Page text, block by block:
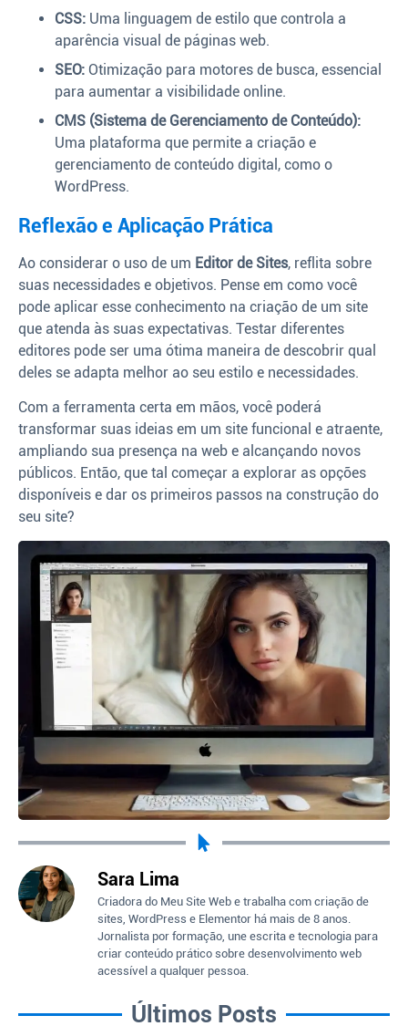
CSS: Uma linguagem de estilo que controla a
aparência visual de páginas web.
SEO: Otimização para motores de busca, essencial
para aumentar a visibilidade online.
CMS (Sistema de Gerenciamento de Conteúdo):
Uma plataforma que permite a criação e
gerenciamento de conteúdo digital, como o
WordPress.
Reflexão e Aplicação Prática
Ao considerar o uso de um Editor de Sites, reflita sobre
suas necessidades e objetivos. Pense em como você
pode aplicar esse conhecimento na criação de um site
que atenda às suas expectativas. Testar diferentes
editores pode ser uma ótima maneira de descobrir qual
deles se adapta melhor ao seu estilo e necessidades.
Com a ferramenta certa em mãos, você poderá
transformar suas ideias em um site funcional e atraente,
ampliando sua presença na web e alcançando novos
públicos. Então, que tal começar a explorar as opções
disponíveis e dar os primeiros passos na construção do
seu site?
Sara Lima
Criadora do Meu Site Web e trabalha com criação de
sites, WordPress e Elementor há mais de 8 anos.
Jornalista por formação, une escrita e tecnologia para
criar conteúdo prático sobre desenvolvimento web
acessível a qualquer pessoa.
Últimos Posts